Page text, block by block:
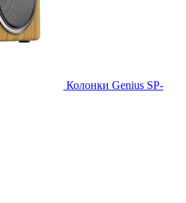
Колонки Genius SP-